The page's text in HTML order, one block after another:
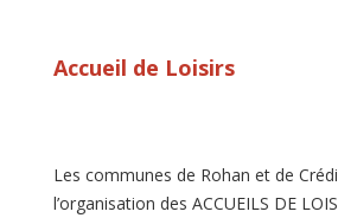
Accueil de Loisirs
Les communes de Rohan et de
l’organisation des ACCUEILS DE